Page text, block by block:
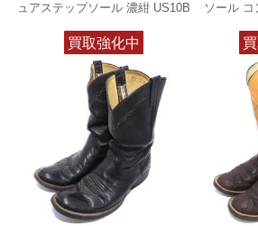
ュアステップソール 濃紺 US10B
買取強化中
ソール